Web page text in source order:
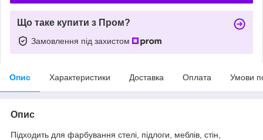
Що таке купити з Пром?
Замовлення під захистом
Опис Характеристики Доставка Оплата Умови
Опис
Підходить для фарбування стелі, підлоги, меблів, стін,